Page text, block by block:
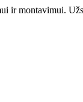
ir montavimui.